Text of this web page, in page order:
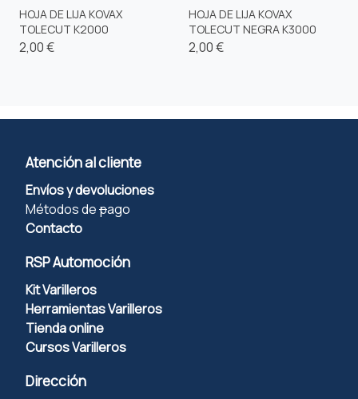
HOJA DE LIJA KOVAX
TOLECUT K2000
2,00 €
HOJA DE LIJA KOVAX
TOLECUT NEGRA K3000
2,00 €
Atención al cliente
Envíos y devoluciones
Métodos depago
Contacto
RSP Automoción
Kit Varilleros
Herramientas Varilleros
Tienda online
Cursos Varilleros
Dirección